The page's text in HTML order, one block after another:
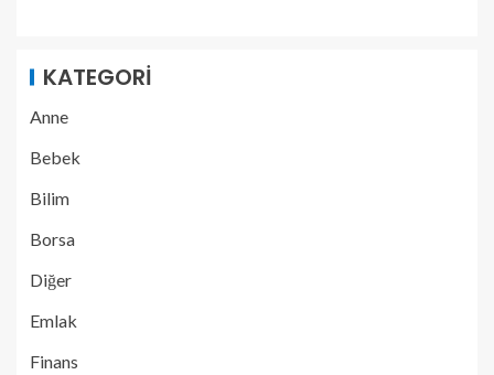
KATEGORI
Anne
Bebek
Bilim
Borsa
Diğer
Emlak
Finans